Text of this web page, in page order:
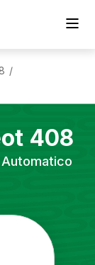
/
408
Automatico